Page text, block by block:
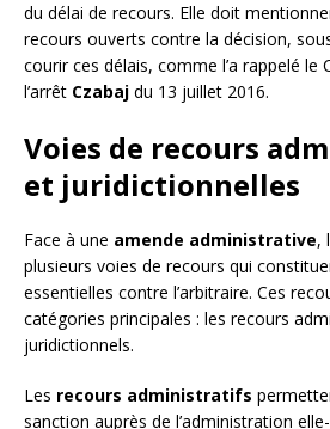
du délai de recours. Elle doit
recours ouverts contre la décision,
courir ces délais, comme l’a rappelé le
l’arrêt Czabaj du 13 juillet 2016.
Voies de recours
et juridictionnelles
Face à une amende administrative,
plusieurs voies de recours qui
essentielles contre l’arbitraire. Ces
catégories principales : les recours
juridictionnels.
Les recours administratifs
sanction auprès de l’administration